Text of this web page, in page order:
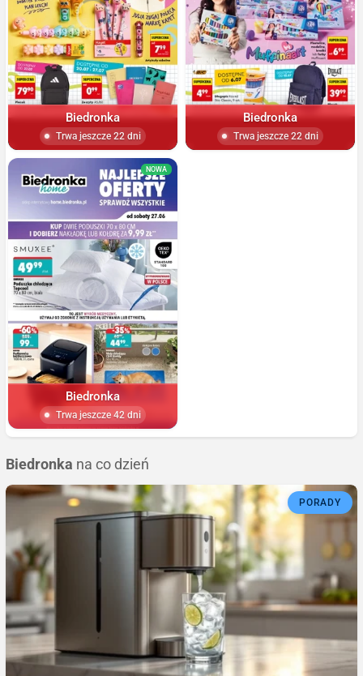
Biedronka
Trwa jeszcze 22 dni
Biedronka
Trwa jeszcze 22 dni
NOWA
Biedronka
Trwa jeszcze 42 dni
Biedronka na co dzień
PORADY